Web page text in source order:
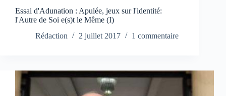
Essai d'Adunation : Apulée, jeux sur l'identité:
l'Autre de Soi e(s)t le Même (I)
Rédaction
2 juillet 2017 1 commentaire